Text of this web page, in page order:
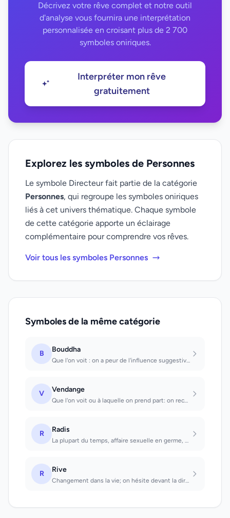
Décrivez votre rêve complet et notre outil
d'analyse vous fournira une interprétation
personnalisée en croisant plus de 2 700
symboles oniriques.
Interpréter mon rêve
gratuitement
Explorez les symboles de Personnes
Le symbole Directeur fait partie de la catégorie
Personnes, qui regroupe les symboles oniriques
liés à cet univers thématique. Chaque symbole
de cette catégorie apporte un éclairage
complémentaire pour comprendre vos rêves.
Voir tous les symboles Personnes
Symboles de la même catégorie
B Bouddha
Que l'on voit : on a peur de l'influence suggestive d'une personne, sans parveni...
V Vendange
Que l'on voit ou à laquelle on prend part: on recevra une mission qui causera be...
R Radis
La plupart du temps, affaire sexuelle en germe, sur laquelle on n'a pas encore d...
R Rive
Changement dans la vie; on hésite devant la direction à prendre.